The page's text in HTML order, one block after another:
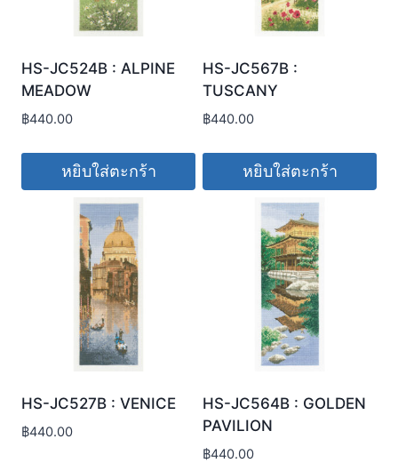
HS-JC524B : ALPINE
MEADOW
฿440.00
หยิบใส่ตะกร้า
HS-JC567B :
TUSCANY
฿440.00
หยิบใส่ตะกร้า
HS-JC527B : VENICE
฿440.00
HS-JC564B : GOLDEN
PAVILION
฿440.00